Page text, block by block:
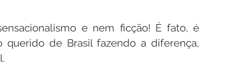
e nem ficção! É fato, é
de Brasil fazendo a diferença,